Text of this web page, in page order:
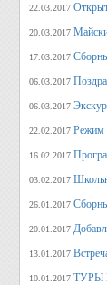
22.03.2017
20.03.2017
17.03.2017
06.03.2017
06.03.2017
22.02.2017 Режим
16.02.2017
03.02.2017
26.01.2017
20.01.2017
13.01.2017
10.01.2017 ТУРЫ